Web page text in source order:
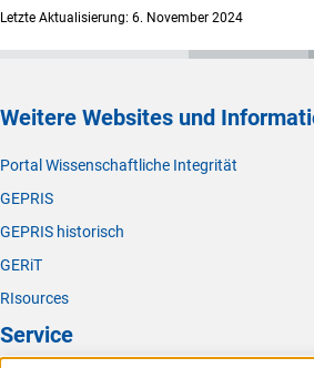
Letzte Aktualisierung: 6. November 2024
Weitere Websites und
Portal Wissenschaftliche Integrität
GEPRIS
GEPRIS historisch
GERiT
RIsources
Service